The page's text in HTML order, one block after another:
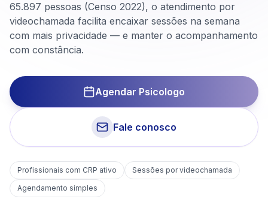
65.897 pessoas (Censo 2022), o atendimento por
videochamada facilita encaixar sessões na semana
com mais privacidade — e manter o acompanhamento
com constância.
Agendar Psicologo
Fale conosco
Profissionais com CRP ativo
Sessões por videochamada
Agendamento simples